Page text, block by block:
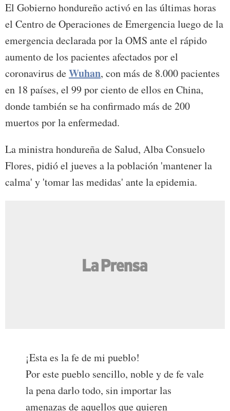
El Gobierno hondureño activó en las últimas horas
el Centro de Operaciones de Emergencia luego de la
emergencia declarada por la OMS ante el rápido
aumento de los pacientes afectados por el
coronavirus deWuhan, con más de 8.000 pacientes
en 18 países, el 99 por ciento de ellos en China,
donde también se ha confirmado más de 200
muertos por la enfermedad.
La ministra hondureña de Salud, Alba Consuelo
Flores, pidió el jueves a la población 'mantener la
calma' y 'tomar las medidas' ante la epidemia.
¡Esta es la fe de mi pueblo!
Por este pueblo sencillo, noble y de fe vale
la pena darlo todo, sin importar las
amenazas de aquellos que quieren